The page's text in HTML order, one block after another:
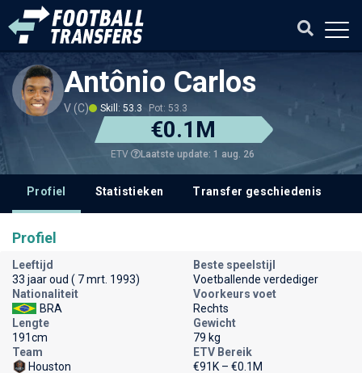
Antônio Carlos
V (C) Skill: 53.3 Pot: 53.3
€0.1M
ETV Laatste update: 1 aug. 26
Profiel Statistieken Transfer geschiedenis
Profiel
Leeftijd
33 jaar oud ( 7 mrt. 1993)
Beste speelstijl
Voetballende verdediger
Nationaliteit
BRA
Voorkeurs voet
Rechts
Lengte
191cm
Gewicht
79 kg
Team
Houston
ETV Bereik
€91K – €0.1M